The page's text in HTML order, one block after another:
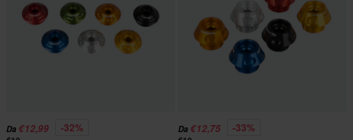
Da €12,99 -32% Da €12,75 -33%